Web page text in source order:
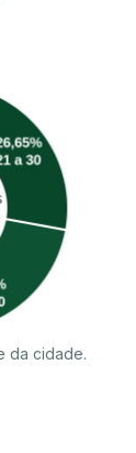
da cidade.